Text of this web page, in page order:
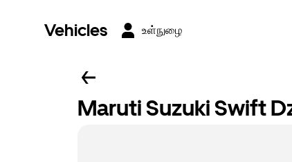
Vehicles உள்நுழை
Maruti Suzuki Swift